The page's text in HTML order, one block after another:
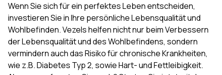
Wenn Sie sich für ein perfektes Leben entscheiden,
investieren Sie in Ihre persönliche Lebensqualität und
Wohlbefinden. Vezels helfen nicht nur beim Verbessern
der Lebensqualität und des Wohlbefindens, sondern
vermindern auch das Risiko für chronische Krankheiten,
wie z.B. Diabetes Typ 2, sowie Hart- und Fettleibigkeit.